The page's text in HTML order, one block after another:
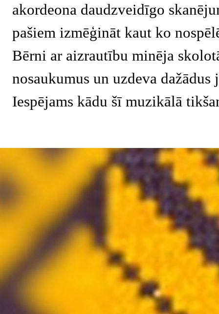
akordeona daudzveidīgo
pašiem izmēģināt kaut ko
Bērni ar aizrautību minēja
nosaukumus un uzdeva dažādus
Iespējams kādu šī muzikālā